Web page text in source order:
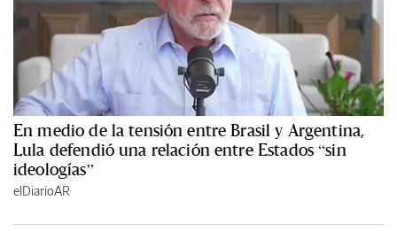
En medio de la tensión entre Brasil y Argentina,
Lula defendió una relación entre Estados “sin
ideologías”
elDiarioAR